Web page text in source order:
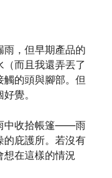
，但早期產品的
而且我還弄丟了
的頭與腳部。但
覺。
中收拾帳篷——雨
的庇護所。若沒有
想在這樣的情況